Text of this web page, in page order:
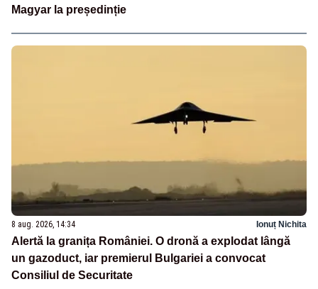
Magyar la președinție
8 aug. 2026, 14:34 Ionuț Nichita
Alertă la granița României. O dronă a explodat lângă
un gazoduct, iar premierul Bulgariei a convocat
Consiliul de Securitate